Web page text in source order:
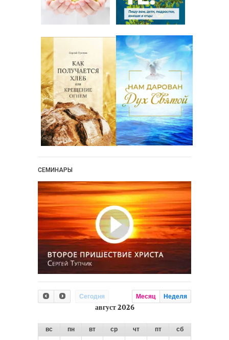
СЕМИНАРЫ
Сегодня Месяц Неделя
август 2026
вс пн вт ср чт пт
сб